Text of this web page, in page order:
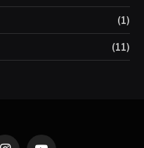
(1)
(11)